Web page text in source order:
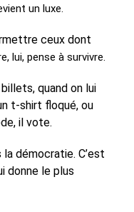
un luxe.
ceux dont
lui, pense à survivre.
quand on lui
t-shirt floqué, ou
il vote.
démocratie. C’est
donne le plus